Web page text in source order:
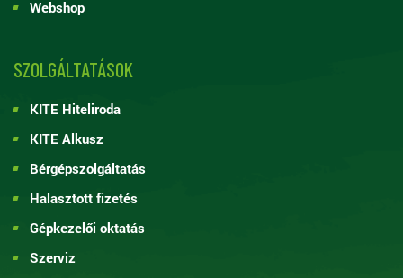
Webshop
SZOLGÁLTATÁSOK
KITE Hiteliroda
KITE Alkusz
Bérgépszolgáltatás
Halasztott fizetés
Gépkezelői oktatás
Szerviz